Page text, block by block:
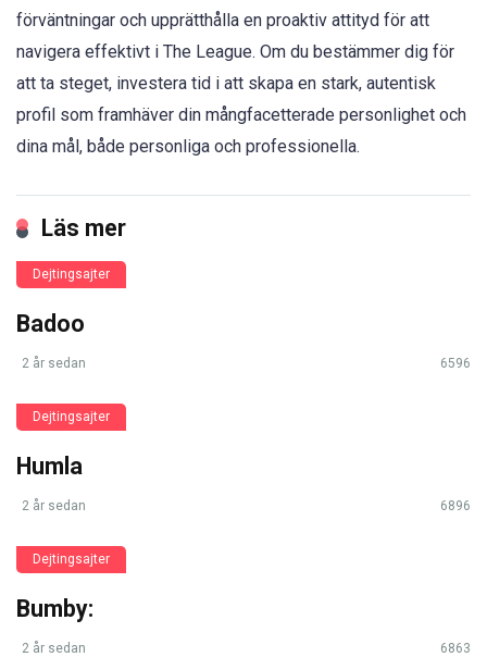
förväntningar och upprätthålla en proaktiv attityd för att
navigera effektivt i The League. Om du bestämmer dig för
att ta steget, investera tid i att skapa en stark, autentisk
profil som framhäver din mångfacetterade personlighet och
dina mål, både personliga och professionella.
Läs mer
Dejtingsajter
Badoo
2 år sedan 6596
Dejtingsajter
Humla
2 år sedan 6896
Dejtingsajter
Bumby:
2 år sedan 6863